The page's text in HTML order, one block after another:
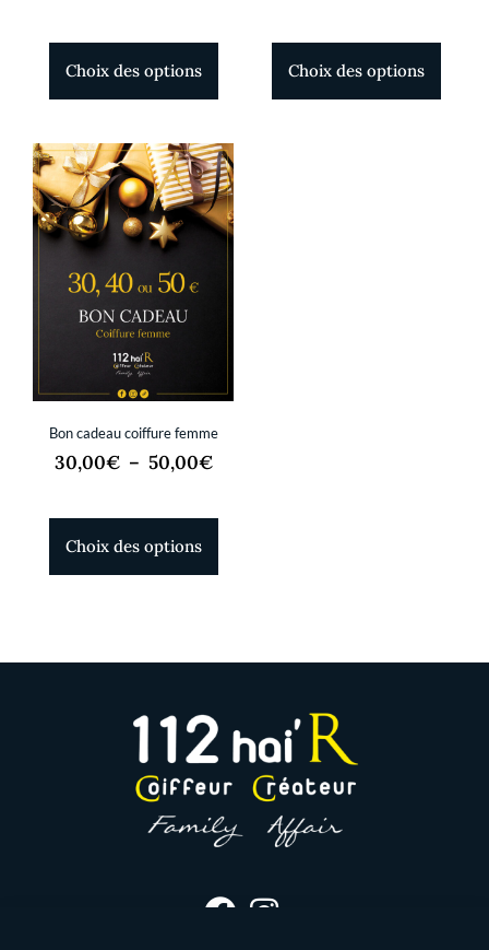
Choix des options Choix des options
Bon cadeau coiffure femme
30,00€ – 50,00€
Choix des options